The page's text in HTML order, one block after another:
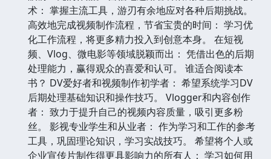
术： 掌握主流工具，游刃有余地应对各种后期挑战。
高效地完成视频制作流程，节省宝贵的时间： 学习优
化工作流程，将更多精力投入到创意本身。 在短视
频、Vlog、微电影等领域脱颖而出： 凭借出色的后期
处理能力，赢得观众的喜爱和认可。 谁适合阅读本
书？ DV爱好者和视频制作初学者： 希望系统学习DV
后期处理基础知识和操作技巧。 Vlogger和内容创作
者： 致力于提升自己的视频内容质量，吸引更多粉
丝。 影视专业学生和从业者： 作为学习和工作的参考
工具，巩固理论知识，学习实战技巧。 希望将个人或
企业宣传片制作得更具影响力的所有人： 学习如何用